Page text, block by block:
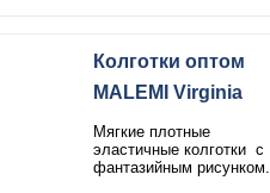
Колготки оптом
MALEMI Virginia
Мягкие плотные
эластичные колготки с
фантазийным рисунком.